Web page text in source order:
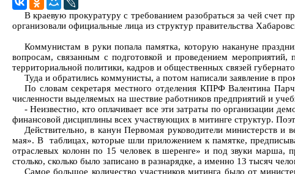
В краевую прокуратуру с требованием разобраться за чей
организовали официальные лица из структур правительства
Коммунистам в руки попала памятка, которую накануне
вопросам, связанным с подготовкой и проведением
территориальной политики, кадров и общественных связей
Туда и обратились коммунисты, а потом написали заявление в
По словам секретаря местного отделения КПРФ Валентина
численности выделяемых на шествие работников предприятий и
- Неизвестно, кто оплачивает все эти затраты по организации
финансовой дисциплины всех участвующих в митинге структур.
Действительно, в канун Первомая руководители министерств
мая». В таблицах, которые шли приложением к памятке,
отраслевых колонн по 15 человек в шеренге» и под звуки
столько, сколько было записано в разнарядке, а именно 13 тысяч
Самое большое количество участников митинга было от